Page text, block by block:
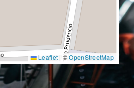
Leaflet | ©OpenStreetMap